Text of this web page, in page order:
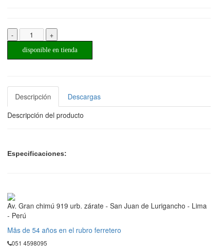
- +
disponible en tienda
Descripción
Descargas
Descripción del producto
Especificaciones:
Av. Gran chimú 919 urb. zárate - San Juan de Lurigancho - Lima
- Perú
Mås de 54 años en el rubro ferretero
051 4598095